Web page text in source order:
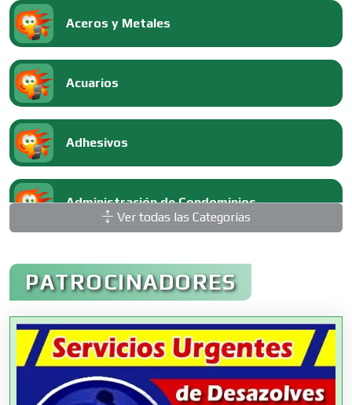
Aceros y Metales
Acuarios
Adhesivos
Administración de Condominios
Administración de Empresas
Agencias Aduanales
Agencias de Autos
Ver todas las Categorías
PATROCINADORES